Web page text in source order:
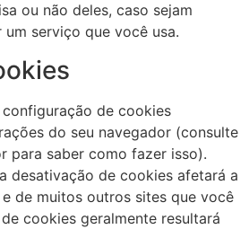
ou não deles, caso sejam
serviço que você usa.
de cookies
do seu navegador (consulte
para saber como fazer isso).
desativação de cookies afetará a
de muitos outros sites que você
cookies geralmente resultará